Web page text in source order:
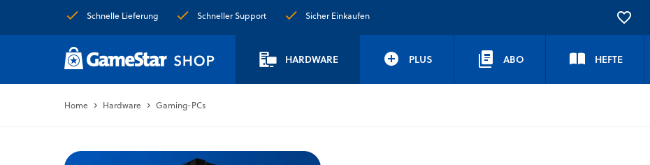
Schnelle Lieferung Schneller Support Sicher Einkaufen
HARDWARE PLUS ABO HEFTE
Home Hardware Gaming-PCs